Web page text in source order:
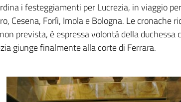
i festeggiamenti per Lucrezia, in viaggio
Cesena, Forlì, Imola e Bologna. Le cronache
prevista, è espressa volontà della duchessa
giunge finalmente alla corte di Ferrara.